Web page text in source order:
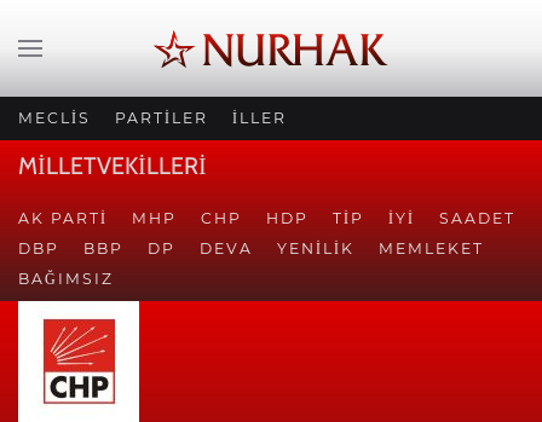
MECLİS PARTİLER İLLER
MİLLETVEKİLLERİ
AK PARTI MHP CHP HDP TİP İYİ
SAADET
DBP
BBP DP DEVA YENILIK
MEMLEKET
BAĞIMSIZ